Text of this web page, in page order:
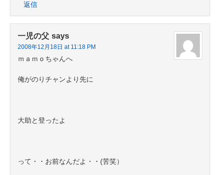
返信
一児の父 says
2008年12月18日 at 11:18 PM
ｍａｍｏちゃんへ
俺がのりチャンより先に
大助と登ったよ
って・・お前なんだよ・・(苦笑）